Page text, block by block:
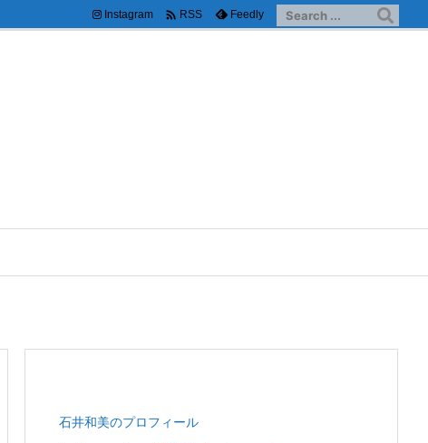
Instagram  RSS Feedly
石井和美のプロフィール